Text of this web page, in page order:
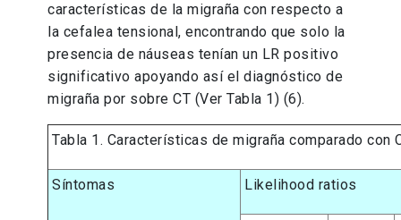
características de la migraña con respecto a
la cefalea tensional, encontrando que solo la
presencia de náuseas tenían un LR positivo
significativo apoyando así el diagnóstico de
migraña por sobre CT (Ver Tabla 1) (6).
Tabla 1. Características de migraña comparado con
Síntomas Likelihood ratios